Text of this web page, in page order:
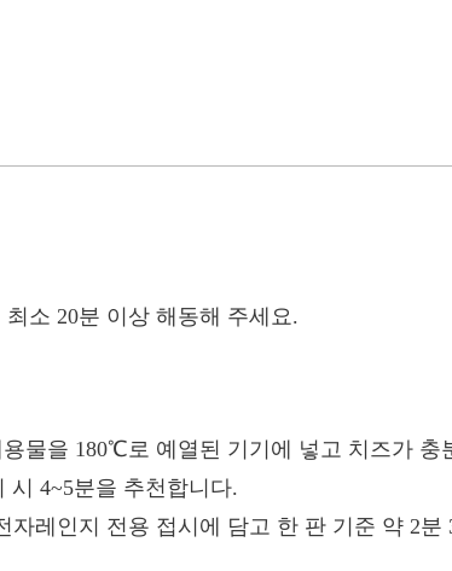
소 20분 이상 해동해 주세요.
물을 180℃로 예열된 기기에 넣고 치즈가 충
시 4~5분을 추천합니다.
자레인지 전용 접시에 담고 한 판 기준 약 2분